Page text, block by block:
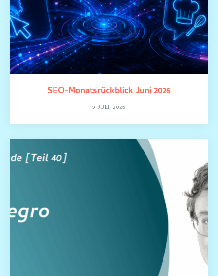
SEO-Monatsrückblick Juni 2026
9 JULI, 2026